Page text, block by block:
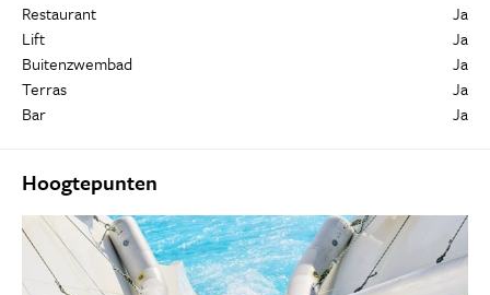
Restaurant
Ja
Lift
Ja
Buitenzwembad
Ja
Terras
Ja
Bar
Ja
Hoogtepunten